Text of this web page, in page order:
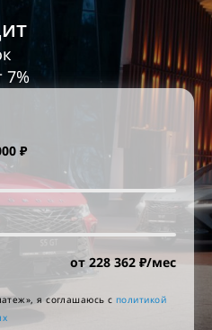
7%
₽
от228 362 ₽/мес
я соглашаюсь c политикой